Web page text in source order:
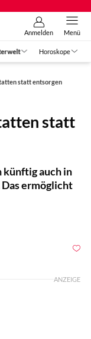
Anmelden Menü
Horoskope
statt entsorgen
statt
auch in
ermöglicht
ANZEIGE